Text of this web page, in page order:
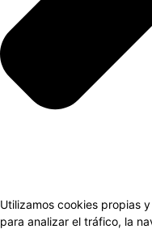
Utilizamos cookies propias
para analizar el tráfico, la